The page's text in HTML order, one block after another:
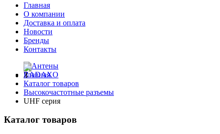
Главная
О компании
Доставка и оплата
Новости
Бренды
Контакты
Главная
Каталог товаров
Высокочастотные разъемы
UHF серия
Каталог товаров